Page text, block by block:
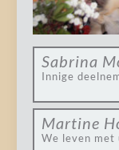
Sabrina
Innige
Martine
We leven met